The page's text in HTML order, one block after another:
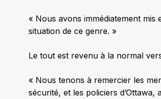
« Nous avons immédiatement
situation de ce genre. »
Le tout est revenu à la normal
« Nous tenons à remercier les
sécurité, et les policiers